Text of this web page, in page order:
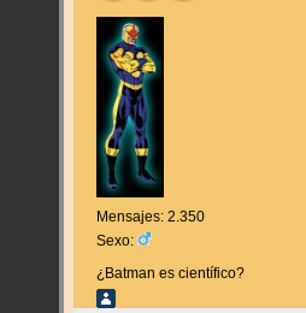
Mensajes: 2.350
Sexo:
¿Batman es científico?